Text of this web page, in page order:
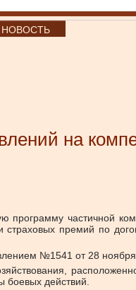
НОВОСТЬ
на
частичной
премий по
№1541 от 28 ноября
боевых действий.